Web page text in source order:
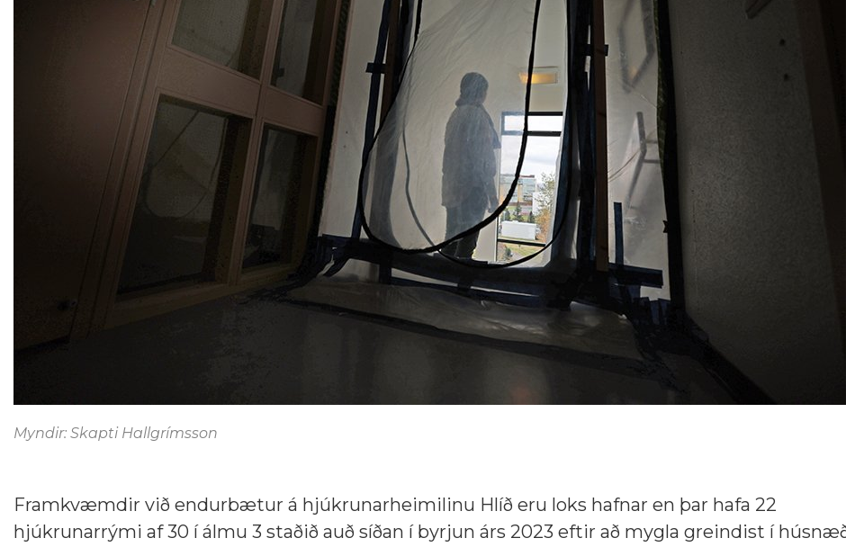
Myndir: Skapti Hallgrímsson
Framkvæmdir við endurbætur á hjúkrunarheimilinu Hlíð eru loks hafnar en þar hafa 22
hjúkrunarrými af 30 í álmu 3 staðið auð síðan í byrjun árs 2023 eftir að mygla greindist í